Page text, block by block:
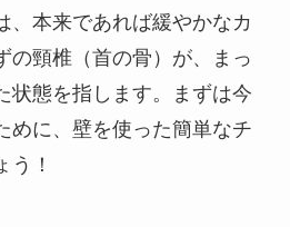
、本来であれば緩やかなカ
の頸椎（首の骨）が、まっ
状態を指します。まずは今
めに、壁を使った簡単なチ
う！